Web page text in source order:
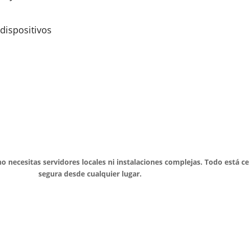
necesitas servidores locales ni instalaciones complejas. Todo está
segura desde cualquier lugar.